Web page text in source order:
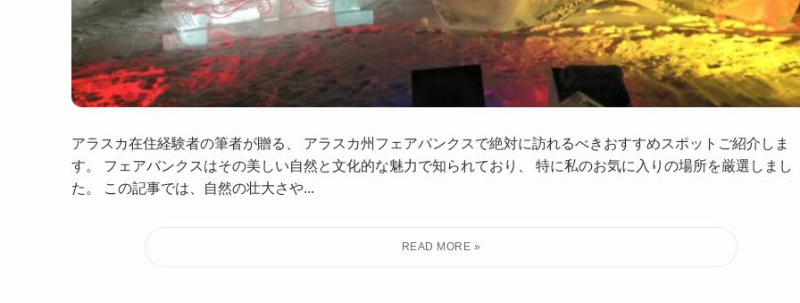
アラスカ在住経験者の筆者が贈る、 アラスカ州フェアバンクスで絶対に訪れるべきおすすめスポットご紹介しま
す。 フェアバンクスはその美しい自然と文化的な魅力で知られており、 特に私のお気に入りの場所を厳選しまし
た。 この記事では、自然の壮大さや...